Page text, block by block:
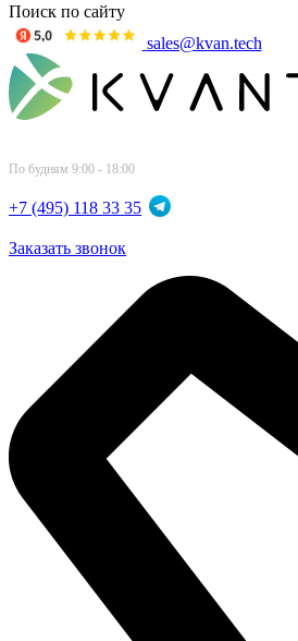
Поиск по сайту
sales@kvan.tech
По будням 9:00 - 18:00
+7 (495) 118 33 35
Заказать звонок